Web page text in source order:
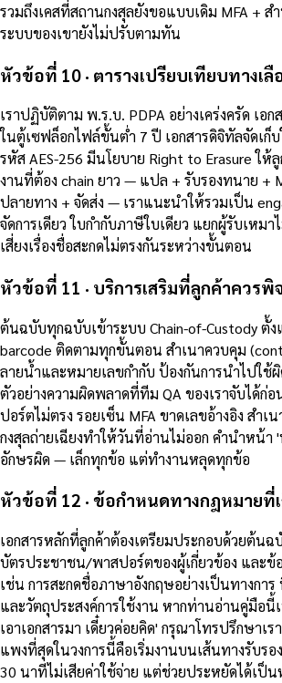
รวมถึงเคสที่สถานกงสุลยังขอแบบเดิม MFA + ส
ระบบของเขายังไม่ปรับตามทัน
หัวข้อที่ 10 · ตารางเปรียบเทียบทางเ
เราปฏิบัติตาม พ.ร.บ. PDPA อย่างเคร่งครัด เอ
ในตู้เซฟล็อกไฟล์ขั้นต่ำ 7 ปี เอกสารดิจิทัลจัดเก็
รหัส AES-256 มีนโยบาย Right to Erasure ให้
งานที่ต้อง chain ยาว — แปล + รับรองทนาย +
ปลายทาง + จัดส่ง — เราแนะนำให้รวมเป็น
จัดการเดียว ใบกำกับภาษีใบเดียว แยกผู้รับเหม
เสี่ยงเรื่องชื่อสะกดไม่ตรงกันระหว่างขั้นตอน
หัวข้อที่ 11 · บริการเสริมที่ลูกค้าควร
ต้นฉบับทุกฉบับเข้าระบบ Chain-of-Custody ตั้
barcode ติดตามทุกขั้นตอน สำเนาควบคุม
ลายน้ำและหมายเลขกำกับ ป้องกันการนำไปใช้
ตัวอย่างความผิดพลาดที่ทีม QA ของเราจับได้ก่
ปอร์ตไม่ตรง รอยเซ็น MFA ขาดเลขอ้างอิง สำเ
กงสุลถ่ายเฉียงทำให้วันที่อ่านไม่ออก คำนำหน้
อักษรผิด — เล็กทุกข้อ แต่ทำงานหลุดทุกข้อ
หัวข้อที่ 12 · ข้อกำหนดทางกฎหมายที่
เอกสารหลักที่ลูกค้าต้องเตรียมประกอบด้วยต้น
บัตรประชาชน/พาสปอร์ตของผู้เกี่ยวข้อง และข้
เช่น การสะกดชื่อภาษาอังกฤษอย่างเป็นทางกา
และวัตถุประสงค์การใช้งาน หากท่านอ่านคู่มือนี้
เอาเอกสารมา เดี๋ยวค่อยคิด' กรุณาโทรปรึกษาเ
แพงที่สุดในวงการนี้คือเริ่มงานบนเส้นทางรับรอ
30 นาทีไม่เสียค่าใช้จ่าย แต่ช่วยประหยัดได้เป็